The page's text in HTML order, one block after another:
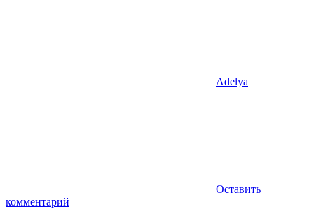
Adelya
Оставить
комментарий